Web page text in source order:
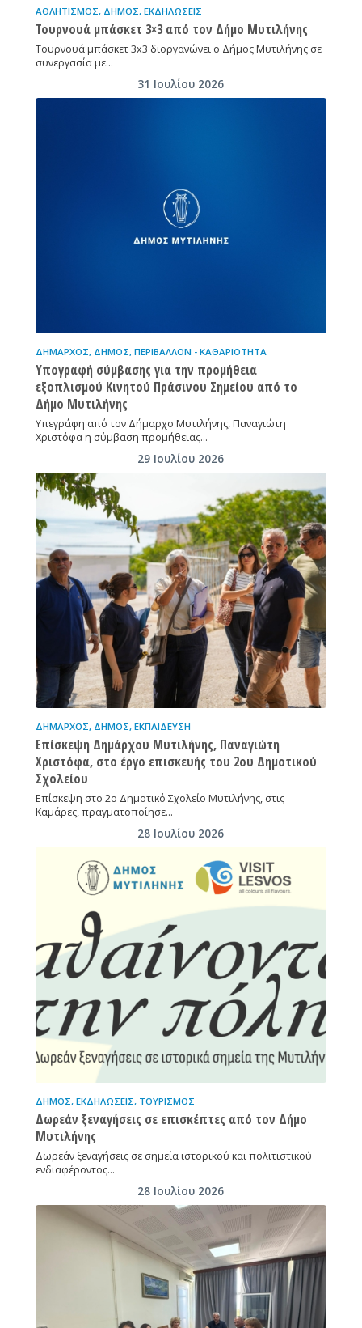
ΑΘΛΗΤΙΣΜΌΣ, ΔΉΜΟΣ, ΕΚΔΗΛΏΣΕΙΣ
Τουρνουά μπάσκετ 3×3 από τον Δήμο Μυτιλήνης
Τουρνουά μπάσκετ 3x3 διοργανώνει ο Δήμος Μυτιλήνης σε
συνεργασία με…
31 Ιουλίου 2026
ΔΉΜΑΡΧΟΣ, ΔΉΜΟΣ, ΠΕΡΙΒΆΛΛΟΝ - ΚΑΘΑΡΙΌΤΗΤΑ
Υπογραφή σύμβασης για την προμήθεια
εξοπλισμού Κινητού Πράσινου Σημείου από το
Δήμο Μυτιλήνης
Υπεγράφη από τον Δήμαρχο Μυτιλήνης, Παναγιώτη
Χριστόφα η σύμβαση προμήθειας…
29 Ιουλίου 2026
ΔΉΜΑΡΧΟΣ, ΔΉΜΟΣ, ΕΚΠΑΊΔΕΥΣΗ
Επίσκεψη Δημάρχου Μυτιλήνης, Παναγιώτη
Χριστόφα, στο έργο επισκευής του 2ου Δημοτικού
Σχολείου
Επίσκεψη στο 2ο Δημοτικό Σχολείο Μυτιλήνης, στις
Καμάρες, πραγματοποίησε…
28 Ιουλίου 2026
ΔΉΜΟΣ, ΕΚΔΗΛΏΣΕΙΣ, ΤΟΥΡΙΣΜΌΣ
Δωρεάν ξεναγήσεις σε επισκέπτες από τον Δήμο
Μυτιλήνης
Δωρεάν ξεναγήσεις σε σημεία ιστορικού και πολιτιστικού
ενδιαφέροντος…
28 Ιουλίου 2026